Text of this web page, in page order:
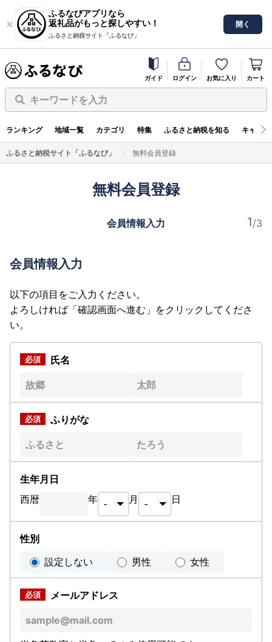
ふるなびアプリなら
返礼品がもっと探しやすい！
ふるさと納税サイト「ふるなび」
開く
ガイド ログイン お気に入り カート
キーワードを入力
ランキング 地域一覧 カテゴリ 特集 ふるさと納税を知る キャン
ふるさと納税サイト「ふるなび」 無料会員登録
無料会員登録
会員情報入力
会員情報入力
以下の項目をご入力ください。
よろしければ「確認画面へ進む」をクリックしてくださ
い。
氏名
ふりがな
生年月日
西暦
年 月 日
性別
設定しない
男性 女性
メールアドレス